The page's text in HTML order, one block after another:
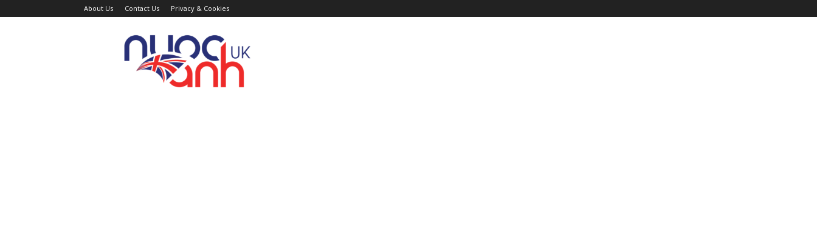
About Us Contact Us Privacy & Cookies
Trang
Tin
Tức
Nước
Anh